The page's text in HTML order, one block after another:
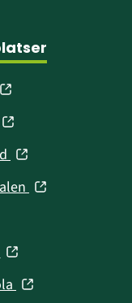
(öppnas
(öppnas
(öppnas
nytt (öppnas
(öppnas
nytt(öppnas